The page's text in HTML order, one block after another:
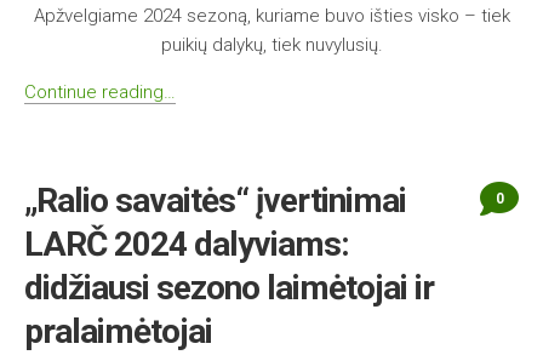
Apžvelgiame 2024 sezoną, kuriame buvo išties visko – tiek
puikių dalykų, tiek nuvylusių.
Continue reading…
„Ralio savaitės“ įvertinimai
LARČ 2024 dalyviams:
didžiausi sezono laimėtojai ir
pralaimėtojai
0